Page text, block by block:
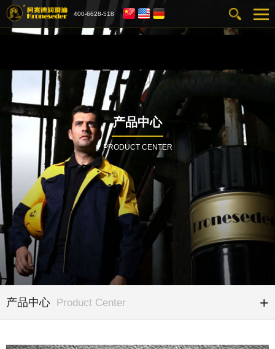
400-6628-518
产品中心
PRODUCT CENTER
产品中心 Product Center